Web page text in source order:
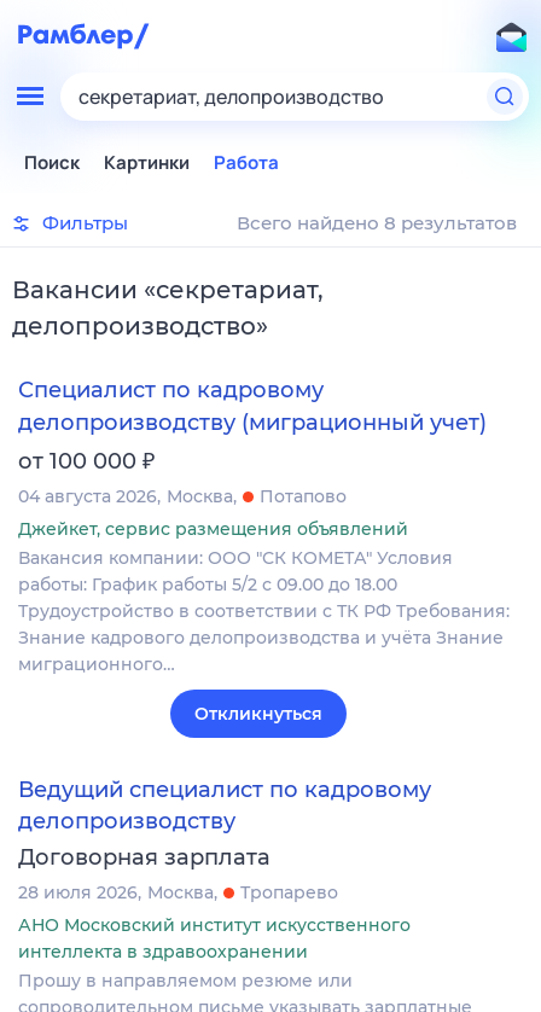
секретариат, делопроизводство
Поиск Картинки Работа
Фильтры Всего найдено 8 результатов
Вакансии «секретариат,
делопроизводство»
Специалист по кадровому
делопроизводству (миграционный учет)
от 100 000 ₽
04 августа 2026 Москва
Потапово
Джейкет, сервис размещения объявлений
Вакансия компании: ООО "СК КОМЕТА" Условия
работы: График работы 5/2 с 09.00 до 18.00
Трудоустройство в соответствии с ТК РФ Требования:
Знание кадрового делопроизводства и учёта Знание
миграционного…
Откликнуться
Ведущий специалист по кадровому
делопроизводству
Договорная зарплата
28 июля 2026 Москва
Тропарево
АНО Московский институт искусственного
интеллекта в здравоохранении
Прошу в направляемом резюме или
сопроводительном письме указывать зарплатные